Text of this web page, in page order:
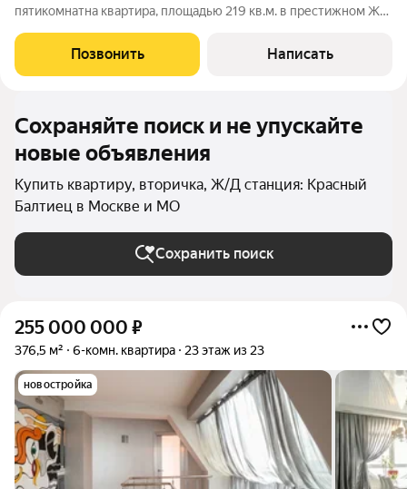
пятикомнатна квартира, площадью 219 кв.м. в престижном ЖК
спальни, одна из которых со своей гардеробной, кабинет, три
совмещенных
Позвонить Написать
Сохраняйте поиск и не упускайте
новые объявления
Купить квартиру, вторичка, Ж/Д станция: Красный
Балтиец в Москве и МО
Сохранить поиск
255 000 000 ₽
376,5 м² 6-комн. квартира 23 этаж из 23
новостройка